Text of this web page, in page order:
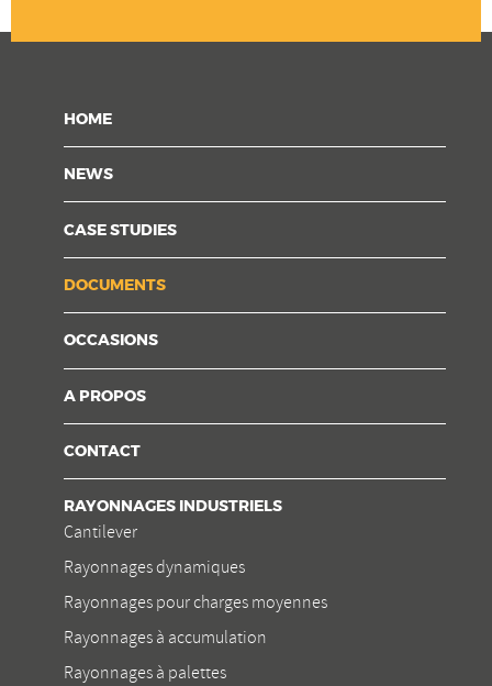
HOME
NEWS
CASE STUDIES
DOCUMENTS
OCCASIONS
A PROPOS
CONTACT
RAYONNAGES INDUSTRIELS
Cantilever
Rayonnages dynamiques
Rayonnages pour charges moyennes
Rayonnages à accumulation
Rayonnages à palettes